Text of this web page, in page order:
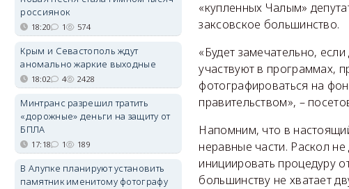
«купленных Чалым»
заксовское большинство.
«Будет замечательно,
участвуют в программах,
фотографироваться на
правительством», –
Напомним, что в
неравные части. Раскол
инициировать процедуру
большинству не хватает
россиянок
18:20 1 574
Крым и Севастополь ждут
аномально жаркие выходные
18:02 4 2428
Минтранс разрешил тратить
«дорожные» деньги на защиту от
БПЛА
17:18 1 189
В Алупке планируют установить
памятник именитому фотографу